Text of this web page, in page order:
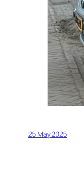
25 May 2025